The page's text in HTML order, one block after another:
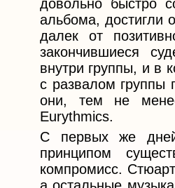
довольно быстро
альбома, достигли
далек от
закончившиеся
внутри группы, и в
с развалом группы
они, тем не
Eurythmics.
С первых же дней
принципом
компромисс.